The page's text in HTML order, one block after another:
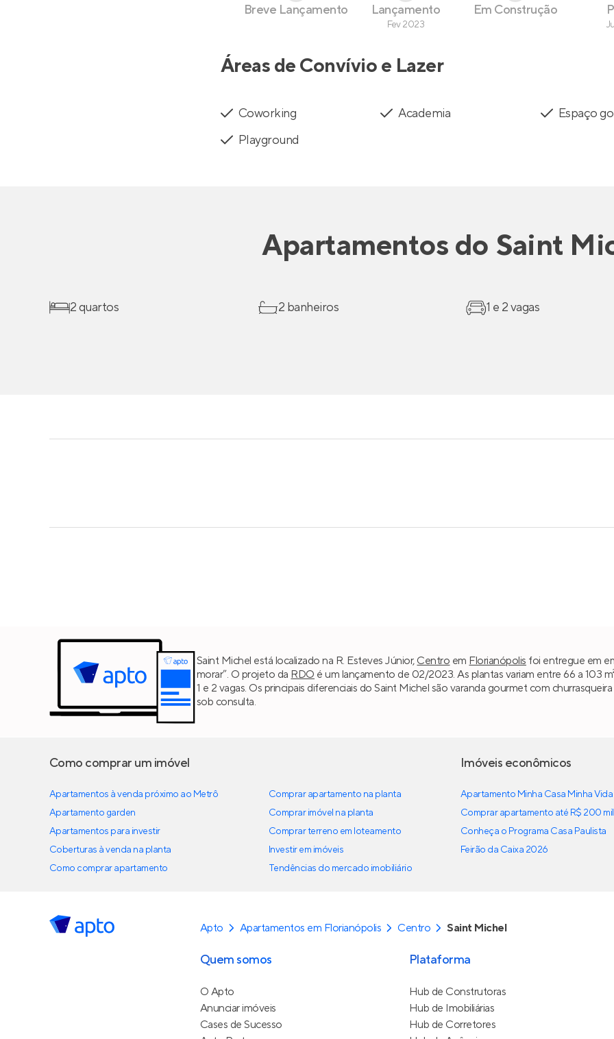
Breve Lançamento
Lançamento
Fev 2023
Em Construção
Áreas de Convívio e Lazer
Coworking Academia
Espaço
Playground
Apartamentos do Saint
2 quartos 2 banheiros 1 e 2 vagas
Saint Michel está localizado na R. Esteves Júnior, Centro em Florianópolis foi entregue em
morar”. O projeto da RDO é um lançamento de 02/2023. As plantas variam entre 66 a 103
1 e 2 vagas. Os principais diferenciais do Saint Michel são varanda gourmet com
sob consulta.
Como comprar um imóvel
Apartamentos à venda próximo ao Metrô
Apartamento garden
Apartamentos para investir
Coberturas à venda na planta
Como comprar apartamento
Comprar apartamento na planta
Comprar imóvel na planta
Comprar terreno em loteamento
Investir em imóveis
Tendências do mercado imobiliário
Imóveis econômicos
Apartamento Minha Casa Minha Vida
Comprar apartamento até R$ 200 mil
Conheça o Programa Casa Paulista
Feirão da Caixa 2026
Apto Apartamentos em Florianópolis Centro Saint Michel
Quem somos
O Apto
Anunciar imóveis
Cases de Sucesso
Plataforma
Hub de Construtoras
Hub de Imobiliárias
Hub de Corretores